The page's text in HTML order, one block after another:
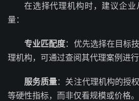
在选择代理机构时，建议企
量：
专业匹配度：优先选择在目标
理机构，可通过查阅其代理案例进行
服务质量：关注代理机构的授
等硬性指标，而非仅看规模或价格。